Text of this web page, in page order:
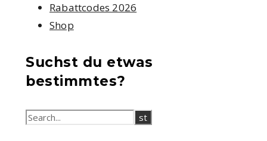
Rabattcodes 2026
Shop
Suchst du etwas
bestimmtes?